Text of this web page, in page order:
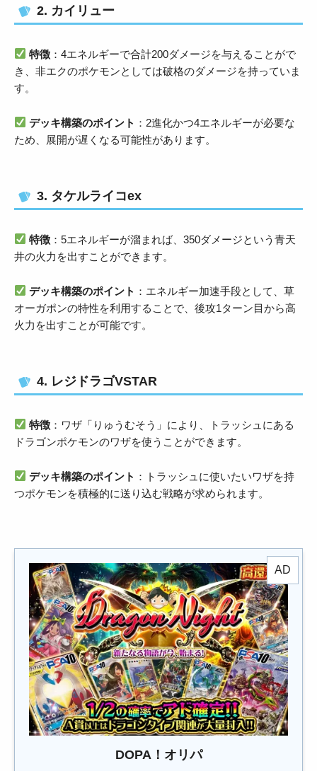
2. カイリュー
特徴 ：4エネルギーで合計200ダメージを与えることがで
き、非エクのポケモンとしては破格のダメージを持っていま
す。
デッキ構築のポイント ：2進化かつ4エネルギーが必要な
ため、展開が遅くなる可能性があります。
3. タケルライコex
特徴 ：5エネルギーが溜まれば、350ダメージという青天
井の火力を出すことができます。
デッキ構築のポイント ：エネルギー加速手段として、草
オーガポンの特性を利用することで、後攻1ターン目から高
火力を出すことが可能です。
4. レジドラゴVSTAR
特徴 ：ワザ「りゅうむそう」により、トラッシュにある
ドラゴンポケモンのワザを使うことができます。
デッキ構築のポイント ：トラッシュに使いたいワザを持
つポケモンを積極的に送り込む戦略が求められます。
DOPA！オリパ